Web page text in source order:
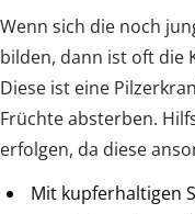
Wenn sich die noch
bilden, dann ist oft die
Diese ist eine
Früchte absterben.
erfolgen, da diese
Mit kupferhaltigen